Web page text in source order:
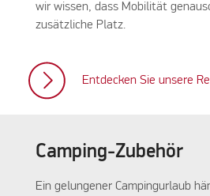
wir wissen, dass Mobilität
zusätzliche Platz.
Entdecken Sie unsere
Camping-Zubehör
Ein gelungener Campingurlaub